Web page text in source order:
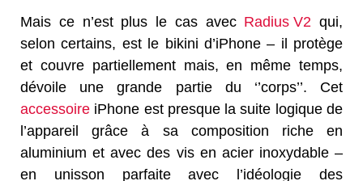
Mais ce n’est plus le cas avec Radius V2 qui,
selon certains, est le bikini d’iPhone – il protège
et couvre partiellement mais, en même temps,
dévoile une grande partie du ‘’corps’’. Cet
accessoire iPhone est presque la suite logique de
l’appareil grâce à sa composition riche en
aluminium et avec des vis en acier inoxydable –
en unisson parfaite avec l’idéologie des